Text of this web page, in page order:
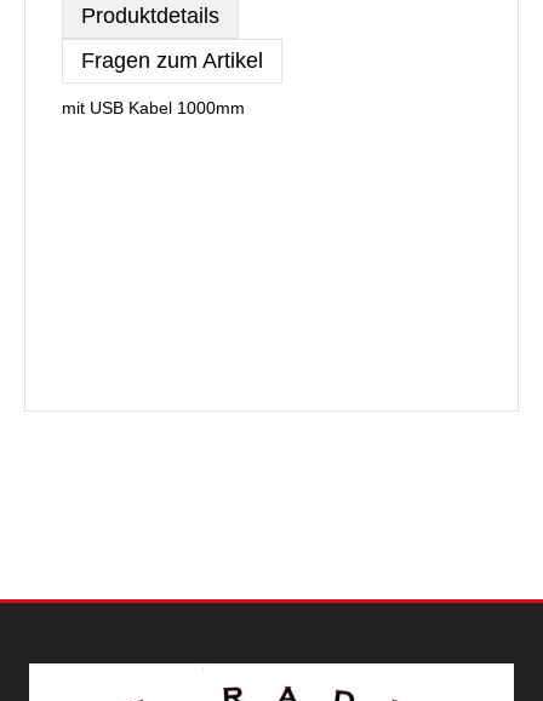
Produktdetails
Fragen zum Artikel
mit USB Kabel 1000mm